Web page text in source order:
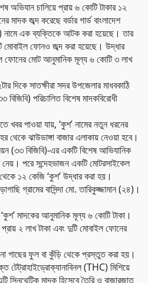
অভিযান চালিয়ে প্রায় ৬ কোটি টাকার ১২
জব্দ করেছে বর্ডার গার্ড বাংলাদেশ
নামে এক ব্যক্তিকে আটক করা হয়েছে। তার
ফোনও জব্দ করা হয়েছে। উদ্ধার
ফোনের মোট আনুমানিক মূল্য ৬ কোটি ৩ লাখ
দিকে সাতক্ষীরা সদর উপজেলার মাধবকাঠি
বিজিবি) পরিচালিত বিশেষ মাদকবিরোধী
খবর পাওয়া যায়, ‘কুশ’ নামের নতুন ধরনের
থেকে ঝাউডাঙ্গা বাজার এলাকায় নেওয়া হবে।
(৩৩ বিজিবি)-এর একটি বিশেষ আভিযানিক
নেয়। পরে সন্দেহভাজন একটি মোটরসাইকেল
১২ কেজি ‘কুশ’ উদ্ধার করা হয়।
গ্রামের বাসিন্দা মো. তারিকুজ্জামান (২৪)।
মাদকের আনুমানিক মূল্য ৬ কোটি টাকা।
২ লাখ টাকা এবং দুটি মোবাইল ফোনের
গাছের ফুল বা কুঁড়ি থেকে প্রস্তুত করা হয়।
টেট্রাহাইড্রোক্যানাবিনল (THC) মিশিয়ে
সিনথেটিক মাদক হিসেবে তৈরি ও বাজারজাত